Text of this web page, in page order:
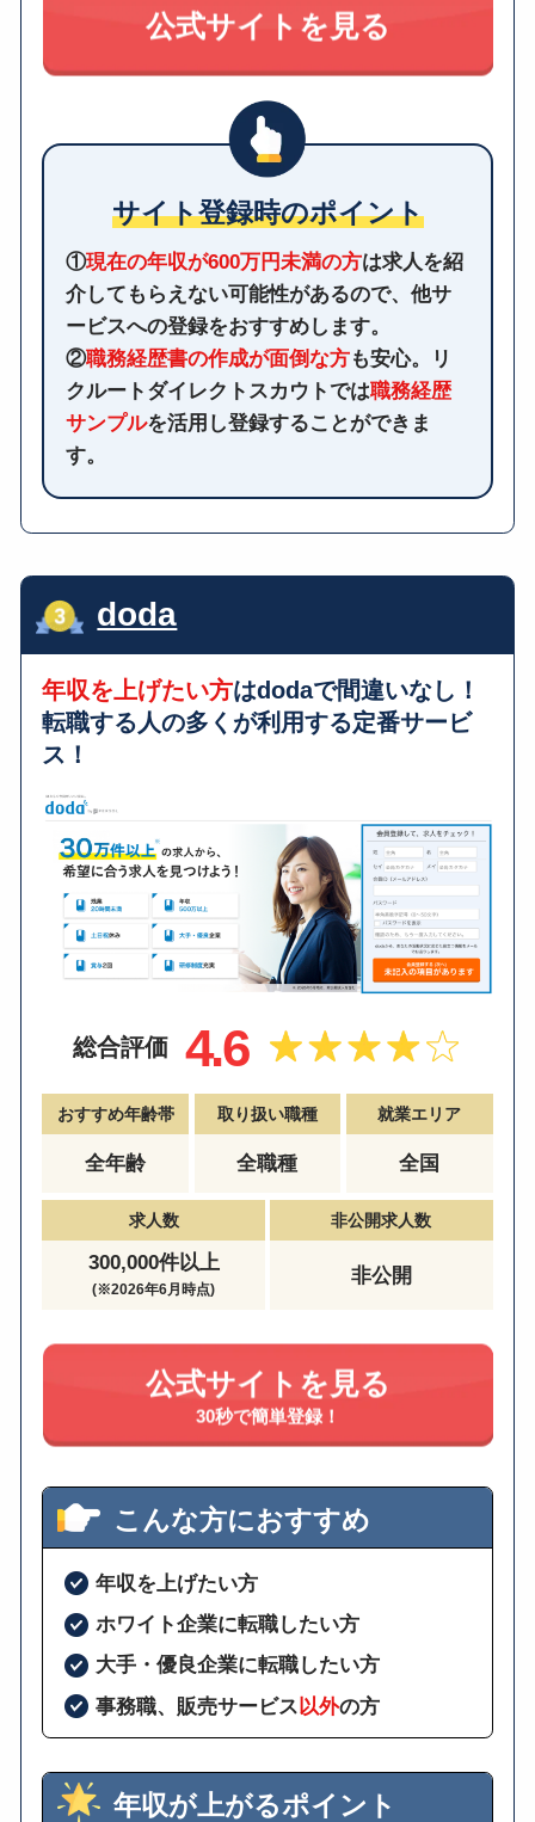
公式サイトを見る
サイト登録時のポイント
①現在の年収が600万円未満の方は求人を紹
介してもらえない可能性があるので、他サ
ービスへの登録をおすすめします。
②職務経歴書の作成が面倒な方も安心。リ
クルートダイレクトスカウトでは職務経歴
サンプルを活用し登録することができま
す。
doda
年収を上げたい方はdodaで間違いなし！
転職する人の多くが利用する定番サービ
ス！
総合評価 4.6
おすすめ年齢帯
全年齢
取り扱い職種
全職種
就業エリア
全国
求人数
300,000件以上
(※2026年6月時点)
非公開求人数
非公開
公式サイトを見る
30秒で簡単登録！
こんな方におすすめ
年収を上げたい方
ホワイト企業に転職したい方
大手・優良企業に転職したい方
事務職、販売サービス 以外の方
年収が上がるポイント